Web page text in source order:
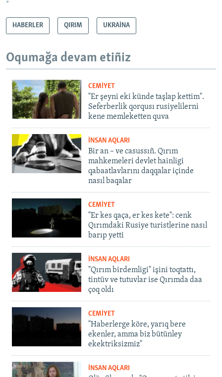
*
HABERLER QIRIM UKRAİNA
Oqumağa devam etiñiz
CEMİYET
"Er şeyni eki künde taşlap kettim".
Seferberlik qorqusı rusiyelilerni
kene memleketten quva
İNSAN AQLARI
Bir an – ve casussıñ. Qırım
mahkemeleri devlet hainligi
qabaatlavlarını daqqalar içinde
nasıl baqalar
CEMİYET
"Er kes qaça, er kes kete": cenk
Qırımdaki Rusiye turistlerine nasıl
barıp yetti
İNSAN AQLARI
"Qırım birdemligi" işini toqtattı,
tintüv ve tutuvlar ise Qırımda daa
çoq oldı
CEMİYET
"Haberlerge köre, yarıq bere
ekenler, amma biz bütünley
ekektriksizmiz"
İNSAN AQLARI